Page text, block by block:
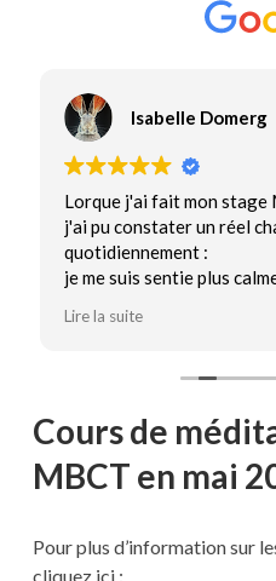
Isabelle Domerg
Lorque j'ai fait mon stage
j'ai pu constater un réel
quotidiennement :
je me suis sentie plus
bienveillance et sa rigueur
accompagne sur le chemin
Lire la suite
Cours de
MBCT en mai
Pour plus d’information sur
cliquez ici :